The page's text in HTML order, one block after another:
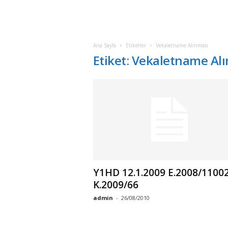
Ana Sayfa Etiketler Vekaletname Alınması
Etiket: Vekaletname
Y1HD 12.1.2009 E.2008/
K.2009/66
admin - 26/08/2010